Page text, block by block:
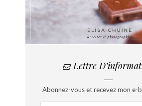
Lettre
Abonnez-vous et recevez mon e-